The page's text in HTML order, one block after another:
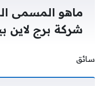
ماهو المسمى
شركة برج لاين
سائق